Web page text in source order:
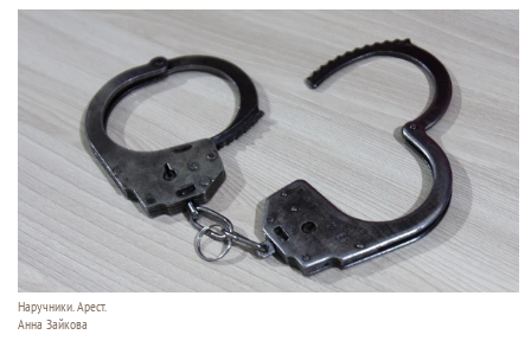
Наручники. Арест.
Анна Зайкова